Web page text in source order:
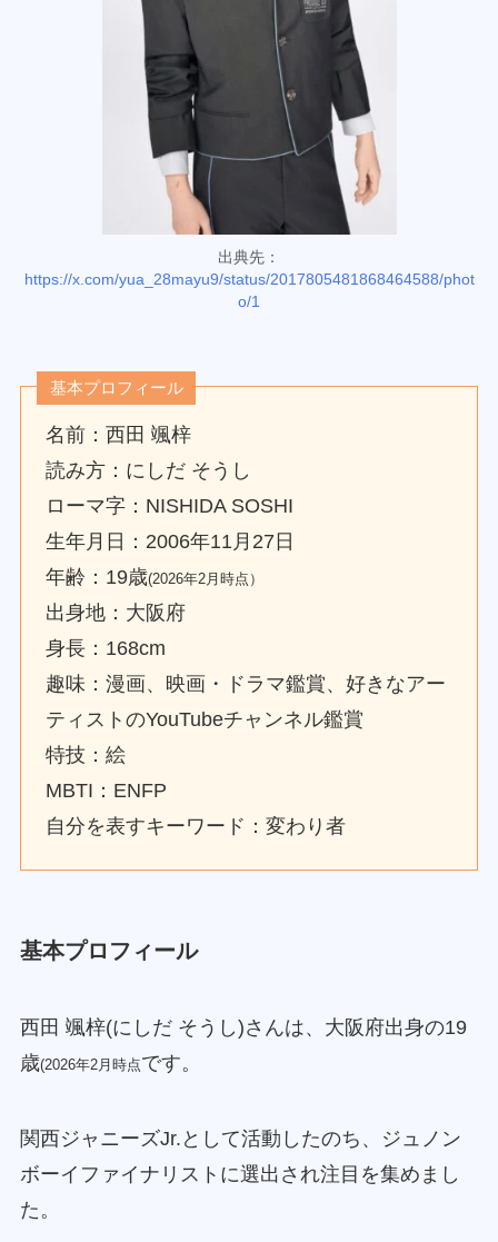
出典先：
https://x.com/yua_28mayu9/status/2017805481868464588/phot
o/1
基本プロフィール
名前：西田 颯梓
読み方：にしだ そうし
ローマ字：NISHIDA SOSHI
生年月日：2006年11月27日
年齢：19歳(2026年2月時点）
出身地：大阪府
身長：168cm
趣味：漫画、映画・ドラマ鑑賞、好きなアー
ティストのYouTubeチャンネル鑑賞
特技：絵
MBTI：ENFP
自分を表すキーワード：変わり者
基本プロフィール
西田 颯梓(にしだ そうし)さんは、大阪府出身の19
歳(2026年2月時点です。
関西ジャニーズJr.として活動したのち、ジュノン
ボーイファイナリストに選出され注目を集めまし
た。